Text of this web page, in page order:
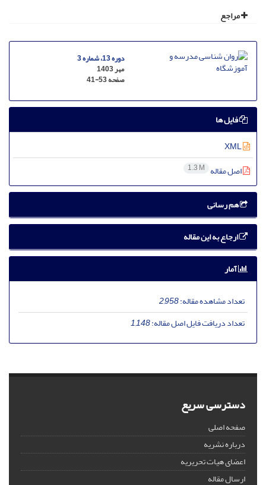
مراجع
دوره 13، شماره 3
مهر 1403
صفحه41-53
فایل ها
اصل مقاله 1.3 M
هم رسانی
ارجاع به این مقاله
آمار
تعداد مشاهده مقاله:2,958
تعداد دریافت فایل اصل مقاله:1,148
دسترسی سریع
صفحه اصلی
درباره نشریه
اعضای هیات تحریریه
ارسال مقاله